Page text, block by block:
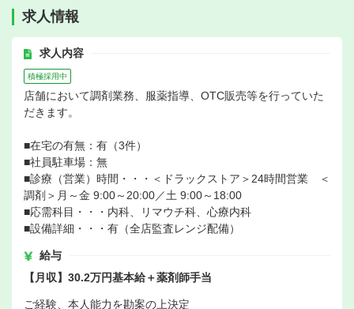
求人情報
求人内容
積極採用中
店舗において調剤業務、服薬指導、OTC販売等を行っていた
だきます。
■在宅の有無：有（3件）
■社員駐車場：無
■診療（営業）時間・・・＜ドラックストア＞24時間営業 ＜
調剤＞月～金 9:00～20:00／土 9:00～18:00
■応需科目・・・内科、リマウチ科、心療内科
■設備詳細・・・有（全店監査レンジ配備）
給与
【月収】30.2万円基本給＋薬剤師手当
ご経験、本人能力を勘案の上決定